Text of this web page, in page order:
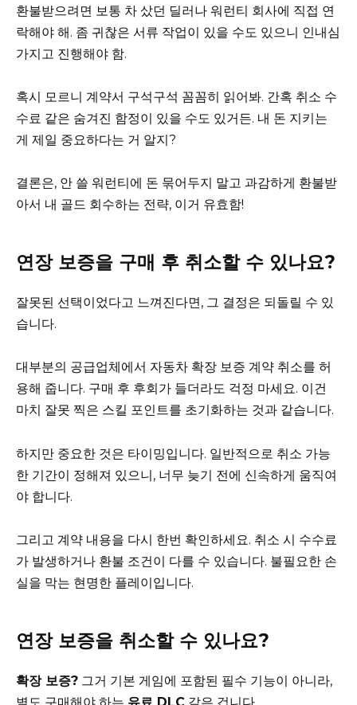
환불받으려면 보통 차 샀던 딜러나 워런티 회사에 직접 연
락해야 해. 좀 귀찮은 서류 작업이 있을 수도 있으니 인내심
가지고 진행해야 함.
혹시 모르니 계약서 구석구석 꼼꼼히 읽어봐. 간혹 취소 수
수료 같은 숨겨진 함정이 있을 수도 있거든. 내 돈 지키는
게 제일 중요하다는 거 알지?
결론은, 안 쓸 워런티에 돈 묶어두지 말고 과감하게 환불받
아서 내 골드 회수하는 전략, 이거 유효함!
연장 보증을 구매 후 취소할 수 있나요?
잘못된 선택이었다고 느껴진다면, 그 결정은 되돌릴 수 있
습니다.
대부분의 공급업체에서 자동차 확장 보증 계약 취소를 허
용해 줍니다. 구매 후 후회가 들더라도 걱정 마세요. 이건
마치 잘못 찍은 스킬 포인트를 초기화하는 것과 같습니다.
하지만 중요한 것은 타이밍입니다. 일반적으로 취소 가능
한 기간이 정해져 있으니, 너무 늦기 전에 신속하게 움직여
야 합니다.
그리고 계약 내용을 다시 한번 확인하세요. 취소 시 수수료
가 발생하거나 환불 조건이 다를 수 있습니다. 불필요한 손
실을 막는 현명한 플레이입니다.
연장 보증을 취소할 수 있나요?
확장 보증? 그거 기본 게임에 포함된 필수 기능이 아니라,